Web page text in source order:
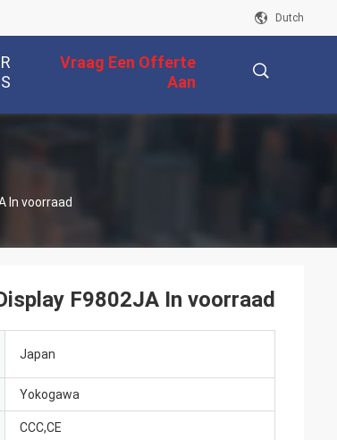
Dutch
Vraag Een Offerte
Aan
In voorraad
F9802JA In voorraad
Japan
Yokogawa
CCC,CE